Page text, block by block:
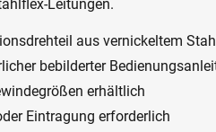
Leitungen.
aus vernickeltem Stahl
bebilderter
erhältlich
Eintragung erforderlich